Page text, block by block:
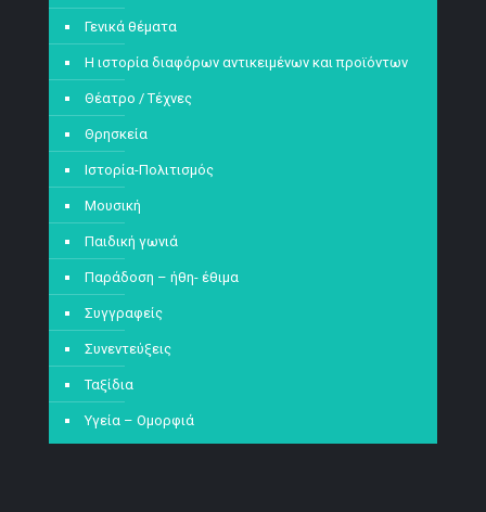
Γενικά θέματα
Η ιστορία διαφόρων αντικειμένων και προϊόντων
Θέατρο / Τέχνες
Θρησκεία
Ιστορία-Πολιτισμός
Μουσική
Παιδική γωνιά
Παράδοση – ήθη- έθιμα
Συγγραφείς
Συνεντεύξεις
Ταξίδια
Υγεία – Ομορφιά